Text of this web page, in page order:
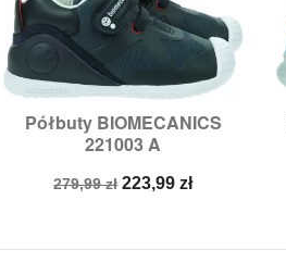
Półbuty BIOMECANICS
221003 A
Cena
279,99 zł Cena
223,99 zł
Szybki podgląd
Rozmiary:21